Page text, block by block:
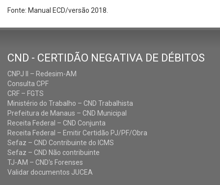
Fonte: Manual ECD/versão 2018.
CND - CERTIDÃO NEGATIVA DE DÉBITOS
CNPJ II – Redesim-AM
Consulta CPF
CRF – FGTS
Ministério do Trabalho – CND Trabalhista
Prefeitura de Manaus – CND Municipal
Receita Federal – CND Conjunta
Receita Federal – Emitir Certidão PJ/PF/Obra
Sefaz – CND Contribuinte do ICMS
Sefaz – CND Não contribuinte
TJ-AM – CND's Forenses
Validar documentos JUCEA